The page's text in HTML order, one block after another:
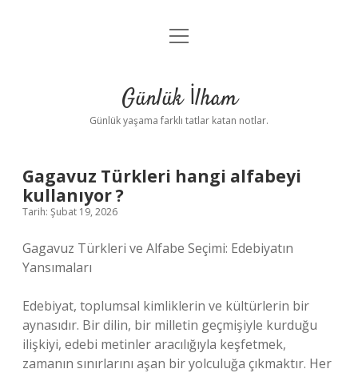
Anasayfa
Yasal Uyarı
menüyü
Günlük İlham
Günlük yaşama farklı tatlar katan notlar.
Gagavuz Türkleri hangi alfabeyi
kullanıyor ?
Tarih: Şubat 19, 2026
Gagavuz Türkleri ve Alfabe Seçimi: Edebiyatın
Yansımaları
Edebiyat, toplumsal kimliklerin ve kültürlerin bir
aynasıdır. Bir dilin, bir milletin geçmişiyle kurduğu
ilişkiyi, edebi metinler aracılığıyla keşfetmek,
zamanın sınırlarını aşan bir yolculuğa çıkmaktır. Her